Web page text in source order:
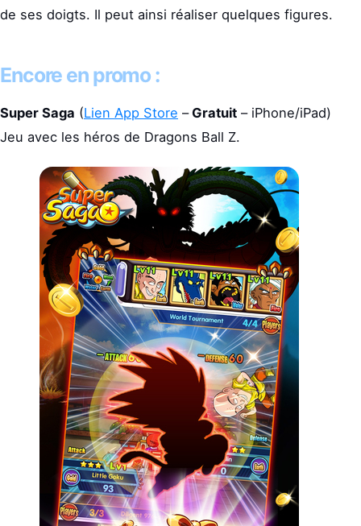
de ses doigts. Il peut ainsi réaliser quelques figures.
Encore en promo :
Super Saga (Lien App Store –Gratuit – iPhone/iPad)
Jeu avec les héros de Dragons Ball Z.